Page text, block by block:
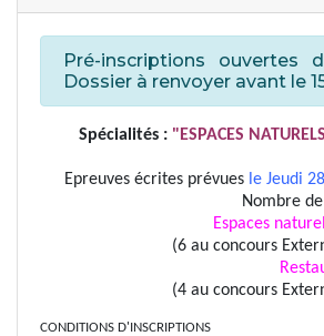
Pré-inscriptions ouvertes
Dossier à renvoyer avant le
Spécialités :"ESPACES
Epreuves écrites prévuesle Jeudi
Nombre
Espaces
(6 au concours
(4 au concours
CONDITIONS D'INSCRIPTIONS